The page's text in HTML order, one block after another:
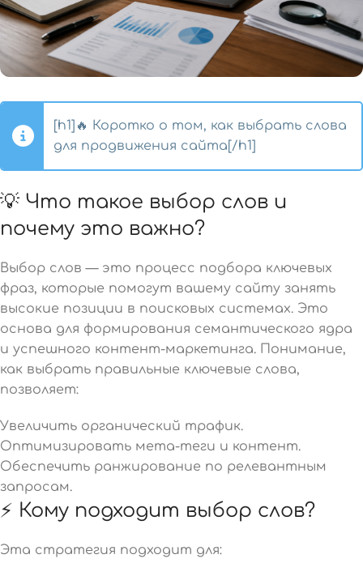
[h1]🔥 Коротко о том, как выбрать слова
для продвижения сайта[/h1]
💡 Что такое выбор слов и
почему это важно?
Выбор слов — это процесс подбора ключевых
фраз, которые помогут вашему сайту занять
высокие позиции в поисковых системах. Это
основа для формирования семантического ядра
и успешного контент-маркетинга. Понимание,
как выбрать правильные ключевые слова,
позволяет:
Увеличить органический трафик.
Оптимизировать мета-теги и контент.
Обеспечить ранжирование по релевантным
запросам.
⚡ Кому подходит выбор слов?
Эта стратегия подходит для: